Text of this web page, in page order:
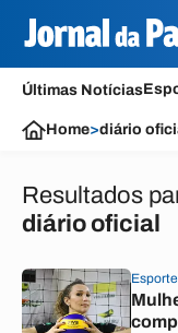
Últimas Notícias
Home>diário
Resultados
diário oficial